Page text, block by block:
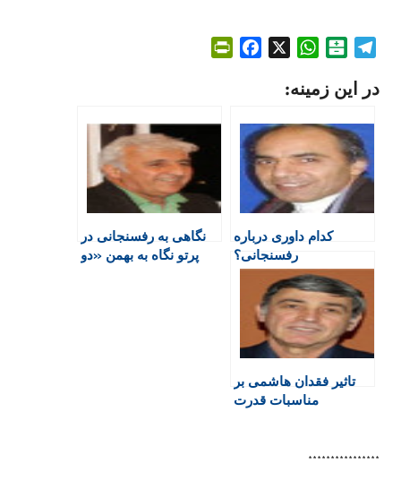
l
g
r
a
m
t
a
r
i
n
W
a
s
A
p
p
i
e
n
در این زمینه:
کدام داوری درباره
رفسنجانی؟
نگاهی به رفسنجانی در
پرتو نگاه به بهمن «دو
تاثیر فقدان هاشمی بر
مناسبات قدرت
****************